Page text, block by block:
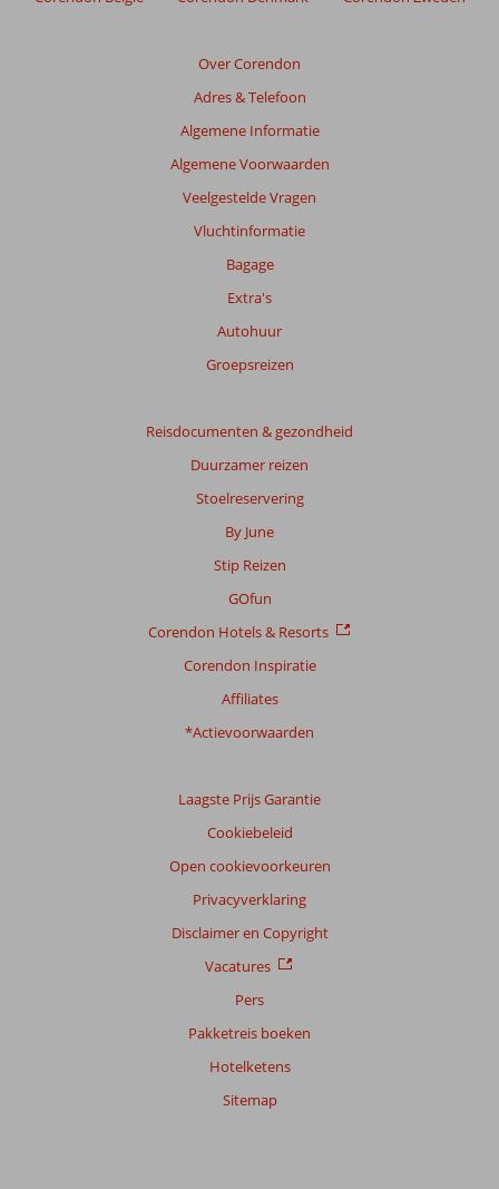
beoordelingen
Over Corendon
Adres & Telefoon
Algemene Informatie
Algemene Voorwaarden
Veelgestelde Vragen
Vluchtinformatie
Bagage
Extra's
Autohuur
Groepsreizen
Reisdocumenten & gezondheid
Duurzamer reizen
Stoelreservering
By June
Stip Reizen
GOfun
Corendon Hotels & Resorts
Corendon Inspiratie
Affiliates
*Actievoorwaarden
Laagste Prijs Garantie
Cookiebeleid
Open cookievoorkeuren
Privacyverklaring
Disclaimer en Copyright
Vacatures
Pers
Pakketreis boeken
Hotelketens
Sitemap